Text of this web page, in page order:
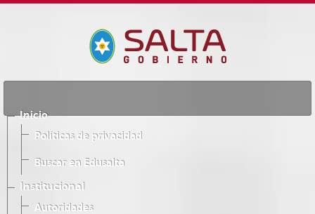
Inicio
Políticas de privacidad
Buscar en Edusalta
Institucional
Autoridades